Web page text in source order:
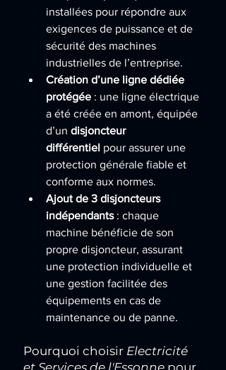
installées pour répondre aux
exigences de puissance et de
sécurité des machines
industrielles de l’entreprise.
Création d’une ligne dédiée
protégée : une ligne électrique
a été créée en amont, équipée
d’un disjoncteur
différentiel pour assurer une
protection générale fiable et
conforme aux normes.
Ajout de 3 disjoncteurs
indépendants : chaque
machine bénéficie de son
propre disjoncteur, assurant
une protection individuelle et
une gestion facilitée des
équipements en cas de
maintenance ou de panne.
Pourquoi choisir Electricité
et Services de l'Essonne pour